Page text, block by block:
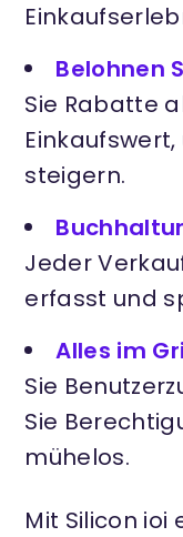
Belohnen
Sie Rabatte
steigern.
Jeder
erfasst und
Alles im
Sie
Sie
mühelos.
Mit Silicon ioi